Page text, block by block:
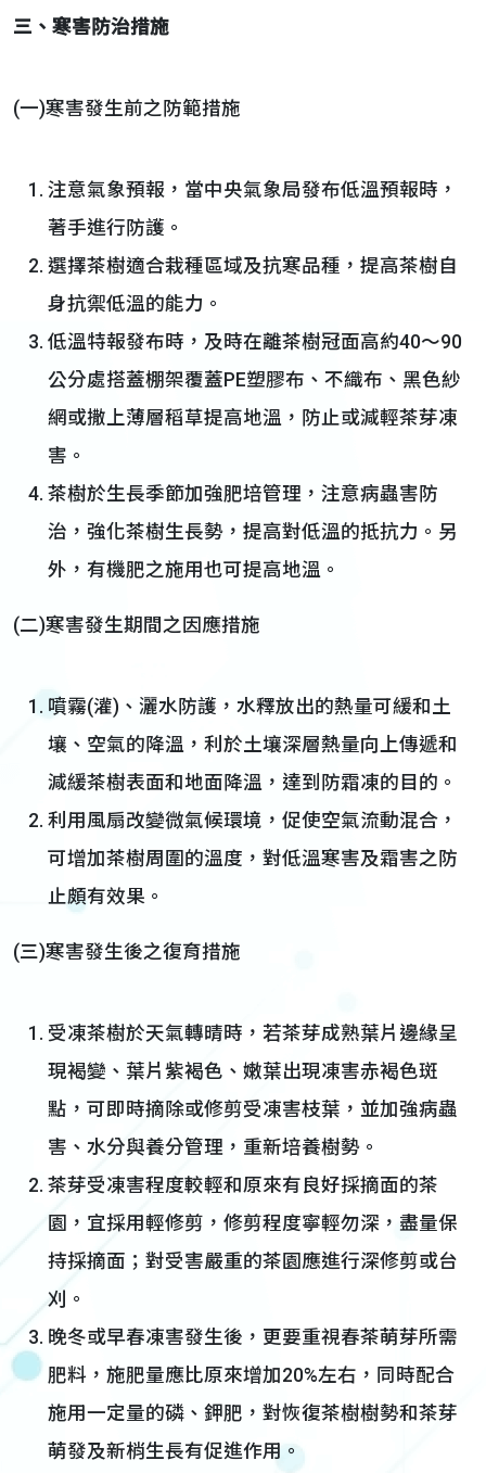
三、寒害防治措施
(一)寒害發生前之防範措施
注意氣象預報，當中央氣象局發布低溫預報時，
著手進行防護。
選擇茶樹適合栽種區域及抗寒品種，提高茶樹自
身抗禦低溫的能力。
低溫特報發布時，及時在離茶樹冠面高約40～90
公分處搭蓋棚架覆蓋PE塑膠布、不織布、黑色紗
網或撒上薄層稻草提高地溫，防止或減輕茶芽凍
害。
茶樹於生長季節加強肥培管理，注意病蟲害防
治，強化茶樹生長勢，提高對低溫的抵抗力。另
外，有機肥之施用也可提高地溫。
(二)寒害發生期間之因應措施
噴霧(灌)、灑水防護，水釋放出的熱量可緩和土
壤、空氣的降溫，利於土壤深層熱量向上傳遞和
減緩茶樹表面和地面降溫，達到防霜凍的目的。
利用風扇改變微氣候環境，促使空氣流動混合，
可增加茶樹周圍的溫度，對低溫寒害及霜害之防
止頗有效果。
(三)寒害發生後之復育措施
受凍茶樹於天氣轉晴時，若茶芽成熟葉片邊緣呈
現褐變、葉片紫褐色、嫩葉出現凍害赤褐色斑
點，可即時摘除或修剪受凍害枝葉，並加強病蟲
害、水分與養分管理，重新培養樹勢。
茶芽受凍害程度較輕和原來有良好採摘面的茶
園，宜採用輕修剪，修剪程度寧輕勿深，盡量保
持採摘面；對受害嚴重的茶園應進行深修剪或台
刈。
晚冬或早春凍害發生後，更要重視春茶萌芽所需
肥料，施肥量應比原來增加20%左右，同時配合
施用一定量的磷、鉀肥，對恢復茶樹樹勢和茶芽
萌發及新梢生長有促進作用。